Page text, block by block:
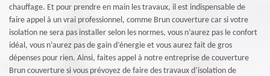
chauffage. Et pour prendre en main les travaux, il est indispensable de
faire appel à un vrai professionnel, comme Brun couverture car si votre
isolation ne sera pas installer selon les normes, vous n’aurez pas le confort
idéal, vous n’aurez pas de gain d’énergie et vous aurez fait de gros
dépenses pour rien. Ainsi, faites appel à notre entreprise de couverture
Brun couverture si vous prévoyez de faire des travaux d’isolation de